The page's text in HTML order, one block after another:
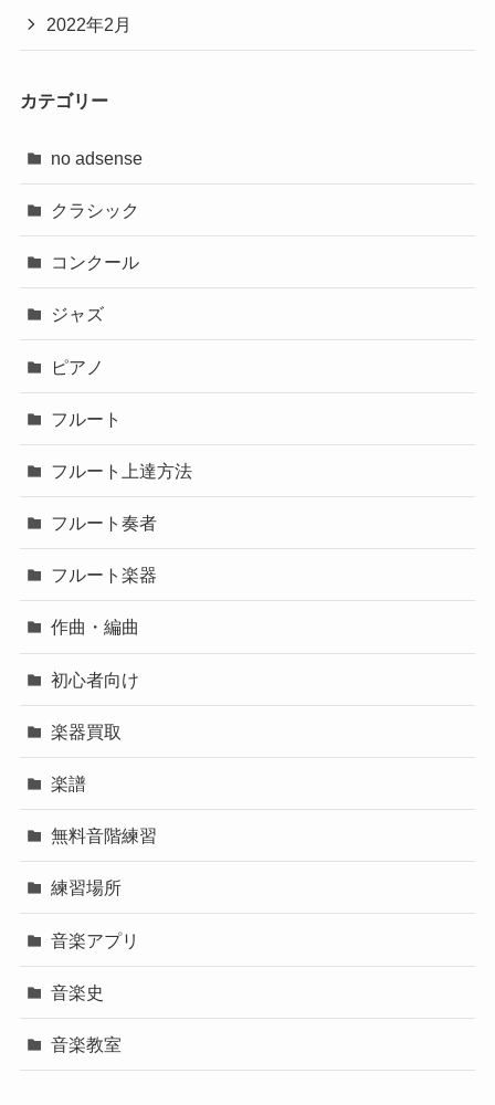
2022年2月
カテゴリー
no adsense
クラシック
コンクール
ジャズ
ピアノ
フルート
フルート上達方法
フルート奏者
フルート楽器
作曲・編曲
初心者向け
楽器買取
楽譜
無料音階練習
練習場所
音楽アプリ
音楽史
音楽教室